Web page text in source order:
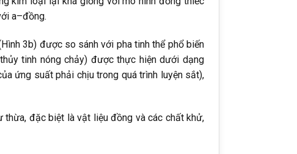
a–đồng.
3b) được so sánh với pha tinh thể phổ biến
tinh nóng chảy) được thực hiện dưới dạng
ứng suất phải chịu trong quá trình luyện sắt),
đặc biệt là vật liệu đồng và các chất khử,